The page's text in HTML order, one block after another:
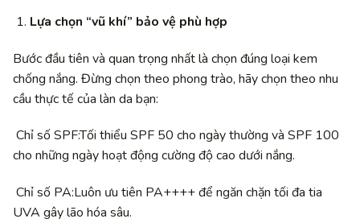
Lựa chọn “vũ khí” bảo vệ phù hợp
Bước đầu tiên và quan trọng nhất là chọn đúng loại kem
chống nắng. Đừng chọn theo phong trào, hãy chọn theo nhu
cầu thực tế của làn da bạn:
Chỉ số SPF:Tối thiểu SPF 50 cho ngày thường và SPF 100
cho những ngày hoạt động cường độ cao dưới nắng.
Chỉ số PA:Luôn ưu tiên PA++++ để ngăn chặn tối đa tia
UVA gây lão hóa sâu.